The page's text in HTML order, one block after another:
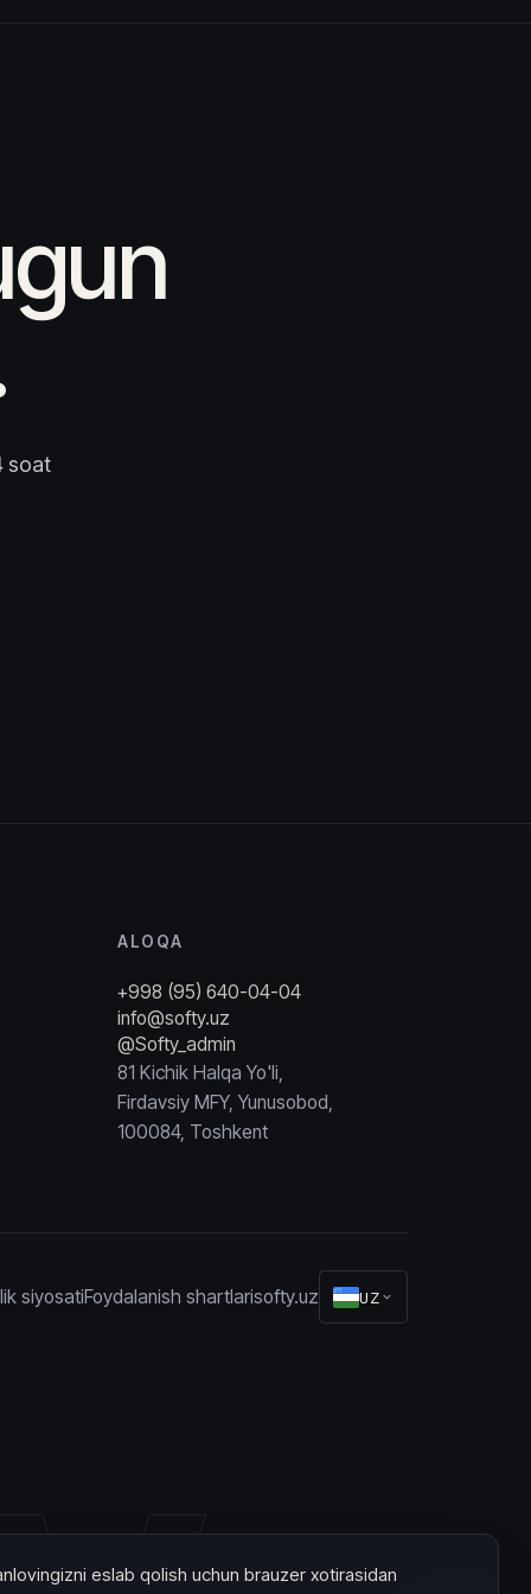
soat
ALOQA
+998 (95) 640-04-04
info@softy.uz
@Softy_admin
81 Kichik Halqa Yo'li,
Firdavsiy MFY, Yunusobod,
100084, Toshkent
siyosatiFoydalanish shartlarisofty.uz UZ
eslab qolish uchun brauzer xotirasidan